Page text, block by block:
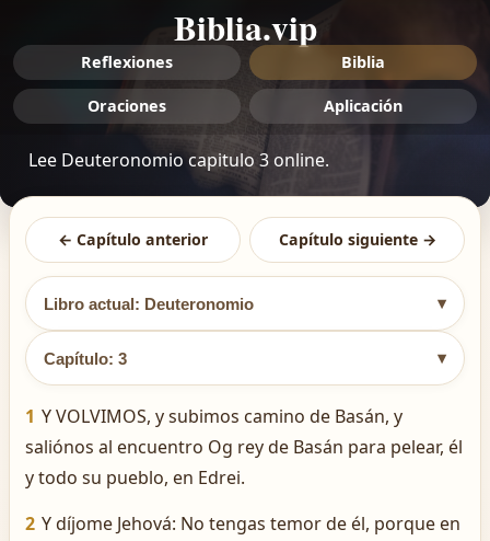
Biblia.vip
Reflexiones Biblia
Oraciones Aplicación
Lee Deuteronomio capitulo 3 online.
← Capítulo anterior Capítulo siguiente →
Libro actual: Deuteronomio ▾
Capítulo: 3 ▾
1 Y VOLVIMOS, y subimos camino de Basán, y
saliónos al encuentro Og rey de Basán para pelear, él
y todo su pueblo, en Edrei.
2 Y díjome Jehová: No tengas temor de él, porque en